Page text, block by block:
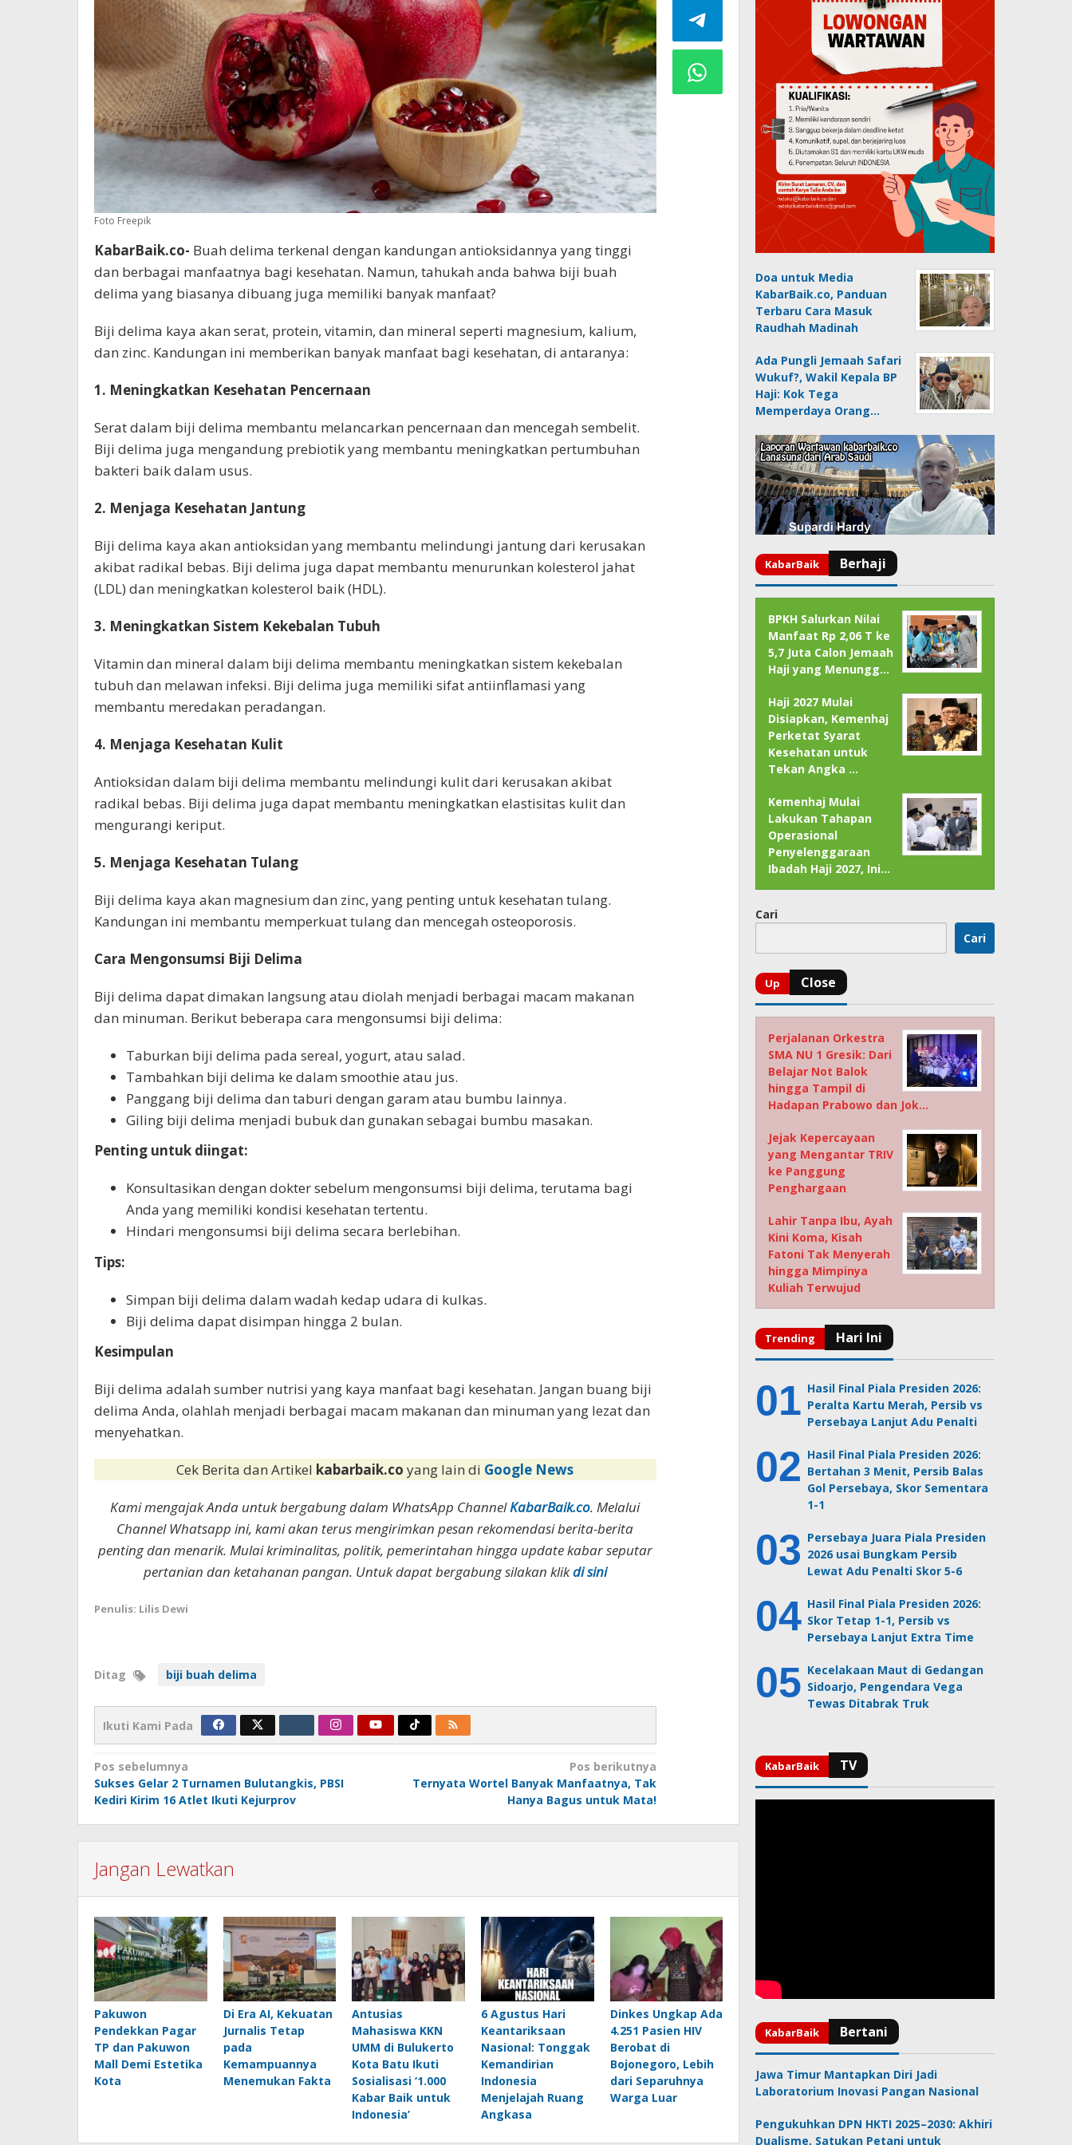
Foto Freepik
KabarBaik.co- Buah delima terkenal dengan kandungan antioksidannya yang tinggi
dan berbagai manfaatnya bagi kesehatan. Namun, tahukah anda bahwa biji buah
delima yang biasanya dibuang juga memiliki banyak manfaat?
Biji delima kaya akan serat, protein, vitamin, dan mineral seperti magnesium, kalium,
dan zinc. Kandungan ini memberikan banyak manfaat bagi kesehatan, di antaranya:
1. Meningkatkan Kesehatan Pencernaan
Serat dalam biji delima membantu melancarkan pencernaan dan mencegah sembelit.
Biji delima juga mengandung prebiotik yang membantu meningkatkan pertumbuhan
bakteri baik dalam usus.
2. Menjaga Kesehatan Jantung
Biji delima kaya akan antioksidan yang membantu melindungi jantung dari kerusakan
akibat radikal bebas. Biji delima juga dapat membantu menurunkan kolesterol jahat
(LDL) dan meningkatkan kolesterol baik (HDL).
3. Meningkatkan Sistem Kekebalan Tubuh
Vitamin dan mineral dalam biji delima membantu meningkatkan sistem kekebalan
tubuh dan melawan infeksi. Biji delima juga memiliki sifat antiinflamasi yang
membantu meredakan peradangan.
4. Menjaga Kesehatan Kulit
Antioksidan dalam biji delima membantu melindungi kulit dari kerusakan akibat
radikal bebas. Biji delima juga dapat membantu meningkatkan elastisitas kulit dan
mengurangi keriput.
5. Menjaga Kesehatan Tulang
Biji delima kaya akan magnesium dan zinc, yang penting untuk kesehatan tulang.
Kandungan ini membantu memperkuat tulang dan mencegah osteoporosis.
Cara Mengonsumsi Biji Delima
Biji delima dapat dimakan langsung atau diolah menjadi berbagai macam makanan
dan minuman. Berikut beberapa cara mengonsumsi biji delima:
Taburkan biji delima pada sereal, yogurt, atau salad.
Tambahkan biji delima ke dalam smoothie atau jus.
Panggang biji delima dan taburi dengan garam atau bumbu lainnya.
Giling biji delima menjadi bubuk dan gunakan sebagai bumbu masakan.
Penting untuk diingat:
Konsultasikan dengan dokter sebelum mengonsumsi biji delima, terutama bagi
Anda yang memiliki kondisi kesehatan tertentu.
Hindari mengonsumsi biji delima secara berlebihan.
Tips:
Simpan biji delima dalam wadah kedap udara di kulkas.
Biji delima dapat disimpan hingga 2 bulan.
Kesimpulan
Biji delima adalah sumber nutrisi yang kaya manfaat bagi kesehatan. Jangan buang biji
delima Anda, olahlah menjadi berbagai macam makanan dan minuman yang lezat dan
menyehatkan.
Cek Berita dan Artikel kabarbaik.coyang lain di Google News
Kami mengajak Anda untuk bergabung dalam WhatsApp ChannelKabarBaik.co. Melalui
Channel Whatsapp ini, kami akan terus mengirimkan pesan rekomendasi berita-berita
penting dan menarik. Mulai kriminalitas, politik, pemerintahan hingga update kabar seputar
pertanian dan ketahanan pangan. Untuk dapat bergabung silakan klikdi sini
Penulis: Lilis Dewi
Ditag biji buah delima
Ikuti Kami Pada
Navigasi
pos
Pos sebelumnya
Sukses Gelar 2 Turnamen Bulutangkis, PBSI
Kediri Kirim 16 Atlet Ikuti Kejurprov
Pos berikutnya
Ternyata Wortel Banyak Manfaatnya, Tak
Hanya Bagus untuk Mata!
Jangan Lewatkan
Pakuwon
Pendekkan Pagar
TP dan Pakuwon
Mall Demi Estetika
Kota
Di Era AI, Kekuatan
Jurnalis Tetap
pada
Kemampuannya
Menemukan Fakta
Antusias
Mahasiswa KKN
UMM di Bulukerto
Kota Batu Ikuti
Sosialisasi ‘1.000
Kabar Baik untuk
Indonesia’
6 Agustus Hari
Keantariksaan
Nasional: Tonggak
Kemandirian
Indonesia
Menjelajah Ruang
Angkasa
Dinkes Ungkap Ada
4.251 Pasien HIV
Berobat di
Bojonegoro, Lebih
dari Separuhnya
Warga Luar
Doa untuk Media
KabarBaik.co, Panduan
Terbaru Cara Masuk
Raudhah Madinah
Ada Pungli Jemaah Safari
Wukuf?, Wakil Kepala BP
Haji: Kok Tega
Memperdaya Orang…
BPKH Salurkan Nilai
Manfaat Rp 2,06 T ke
5,7 Juta Calon Jemaah
Haji yang Menungg…
Haji 2027 Mulai
Disiapkan, Kemenhaj
Perketat Syarat
Kesehatan untuk
Tekan Angka …
Kemenhaj Mulai
Lakukan Tahapan
Operasional
Penyelenggaraan
Ibadah Haji 2027, Ini…
Cari
Cari
Perjalanan Orkestra
SMA NU 1 Gresik: Dari
Belajar Not Balok
hingga Tampil di
Hadapan Prabowo dan Jok…
Jejak Kepercayaan
yang Mengantar TRIV
ke Panggung
Penghargaan
Lahir Tanpa Ibu, Ayah
Kini Koma, Kisah
Fatoni Tak Menyerah
hingga Mimpinya
Kuliah Terwujud
Hasil Final Piala Presiden 2026:
Peralta Kartu Merah, Persib vs
Persebaya Lanjut Adu Penalti
Hasil Final Piala Presiden 2026:
Bertahan 3 Menit, Persib Balas
Gol Persebaya, Skor Sementara
1-1
Persebaya Juara Piala Presiden
2026 usai Bungkam Persib
Lewat Adu Penalti Skor 5-6
Hasil Final Piala Presiden 2026:
Skor Tetap 1-1, Persib vs
Persebaya Lanjut Extra Time
Kecelakaan Maut di Gedangan
Sidoarjo, Pengendara Vega
Tewas Ditabrak Truk
Jawa Timur Mantapkan Diri Jadi
Laboratorium Inovasi Pangan Nasional
Pengukuhkan DPN HKTI 2025–2030: Akhiri
Dualisme, Satukan Petani untuk